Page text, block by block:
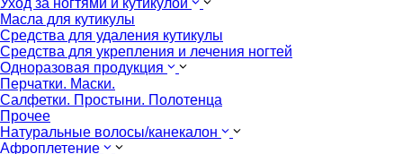
Уход за ногтями и кутикулой
Масла для кутикулы
Средства для удаления кутикулы
Средства для укрепления и лечения ногтей
Одноразовая продукция
Перчатки. Маски.
Салфетки. Простыни. Полотенца
Прочее
Натуральные волосы/канекалон
Афроплетение